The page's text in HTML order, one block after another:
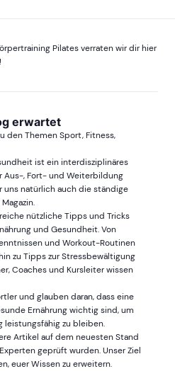
Pilates verraten wir dir hier
erwartet
den Themen Sport, Fitness,
ist ein interdisziplinäres
Aus-, Fort- und Weiterbildung
uns natürlich auch die ständige
nützliche Tipps und Tricks
und Gesundheit. Von
und Workout-Routinen
zu Tipps zur Stressbewältigung
Coaches und Kursleiter wissen
und glauben daran, dass eine
Ernährung wichtig sind, um
leistungsfähig zu bleiben.
Artikel auf dem neuesten Stand
geprüft wurden. Unser Ziel
euer Wissen zu erweitern.